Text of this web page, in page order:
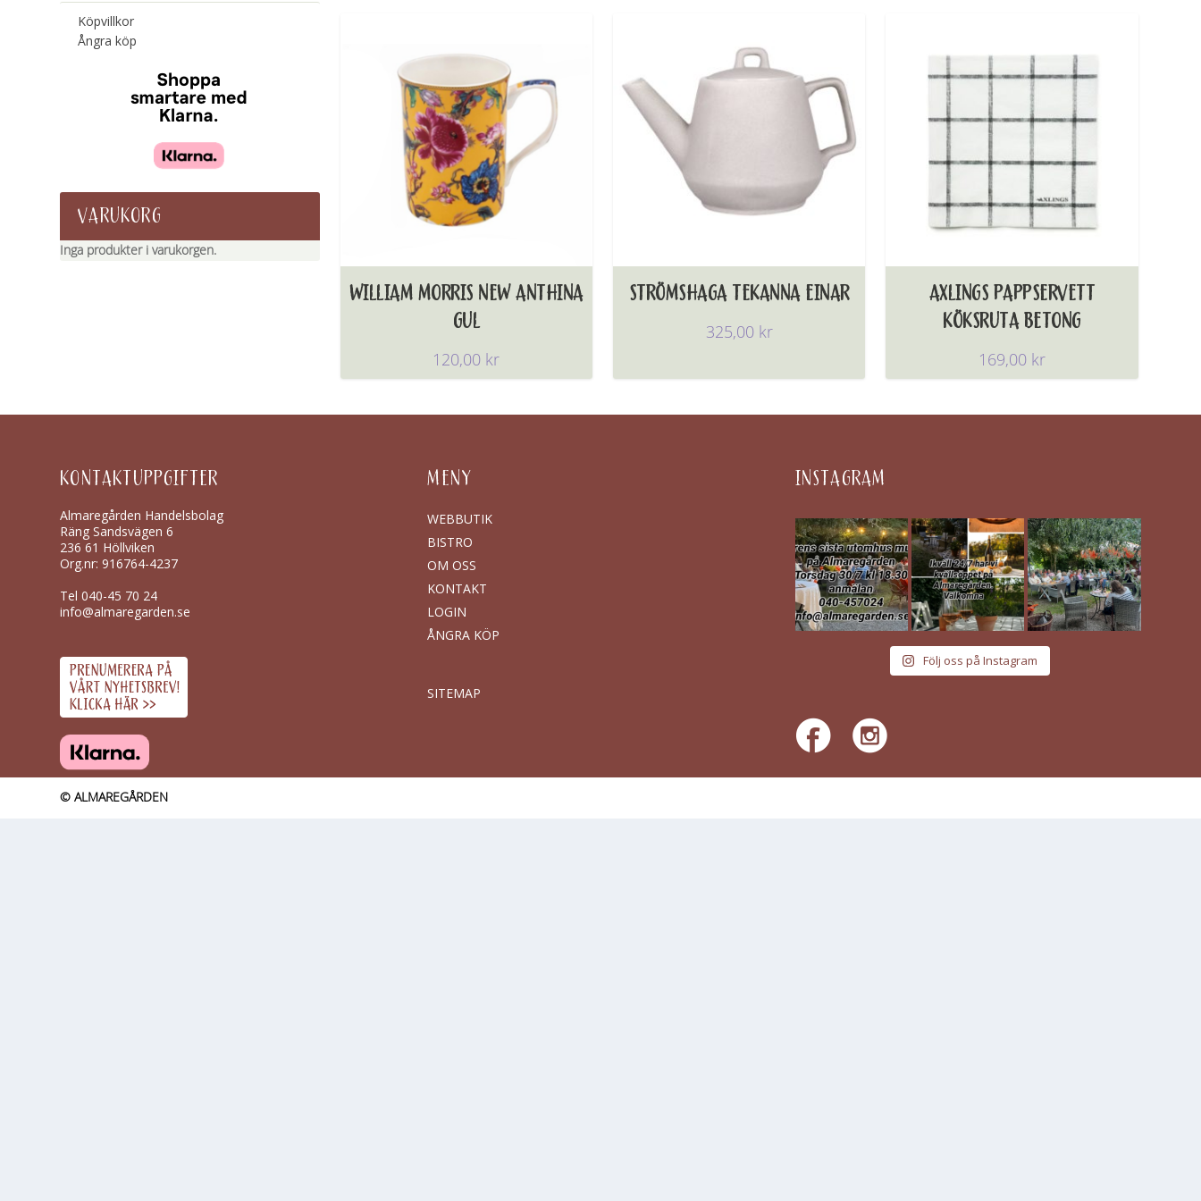
WILLIAM MORRIS NEW ANTHINA
GUL
120,00 kr
STRÖMSHAGA TEKANNA EINAR
325,00 kr
AXLINGS PAPPSERVETT
KÖKSRUTA BETONG
169,00 kr
Köpvillkor
Ångra köp
VARUKORG
Inga produkter i varukorgen.
KONTAKTUPPGIFTER
Almaregården Handelsbolag
Räng Sandsvägen 6
236 61 Höllviken
Org.nr: 916764-4237
Tel040-45 70 24
info@almaregarden.se
MENY
WEBBUTIK
BISTRO
OM OSS
KONTAKT
LOGIN
ÅNGRA KÖP
SITEMAP
INSTAGRAM
Följ oss på Instagram
© ALMAREGÅRDEN